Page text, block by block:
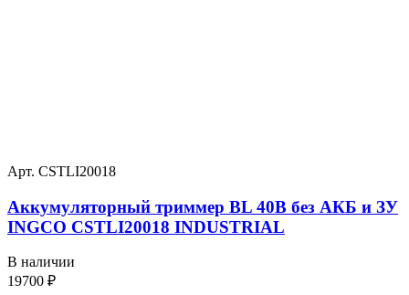
Арт. CSTLI20018
Аккумуляторный триммер BL 40В без АКБ и ЗУ
INGCO CSTLI20018 INDUSTRIAL
В наличии
19700 ₽